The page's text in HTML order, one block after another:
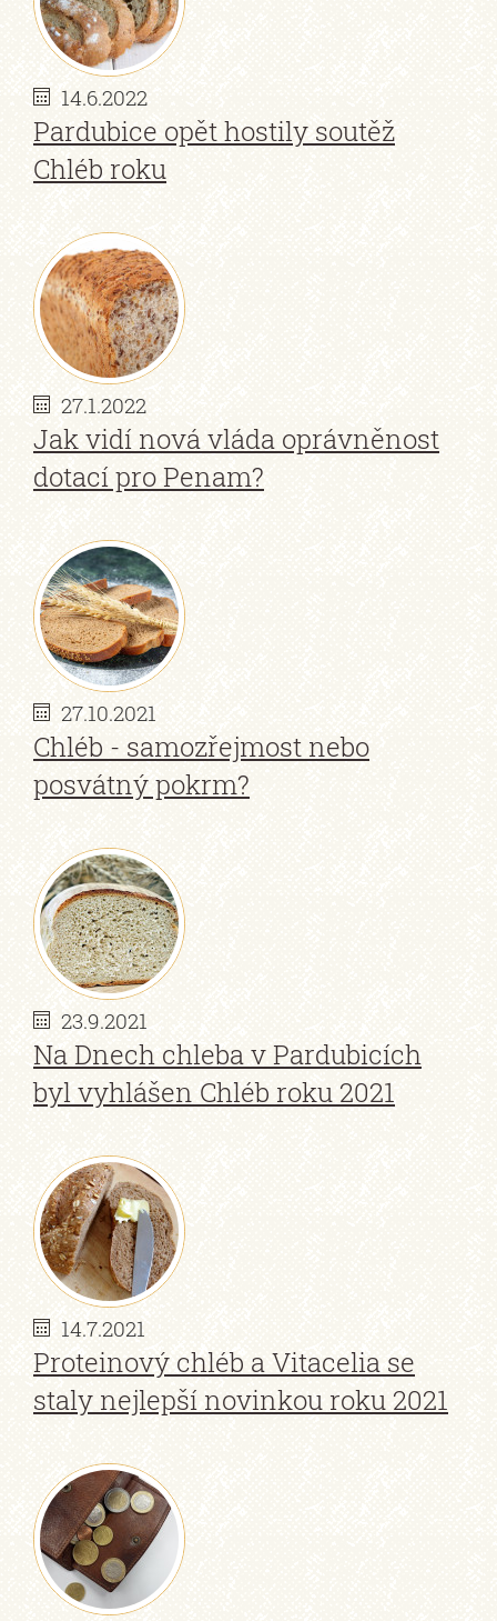
14.6.2022
Pardubice opět hostily soutěž
Chléb roku
27.1.2022
Jak vidí nová vláda oprávněnost
dotací pro Penam?
27.10.2021
Chléb - samozřejmost nebo
posvátný pokrm?
23.9.2021
Na Dnech chleba v Pardubicích
byl vyhlášen Chléb roku 2021
14.7.2021
Proteinový chléb a Vitacelia se
staly nejlepší novinkou roku 2021